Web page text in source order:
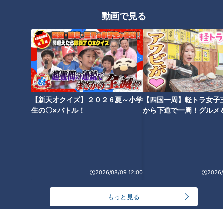
動画で見る
【新天才クイズ】２０２６夏～小学
生の〇×バトル！
2026/08/09 12:00
【四国一周】軽トラ女子
から下道で一周！グルメ
もっと見る
NEW